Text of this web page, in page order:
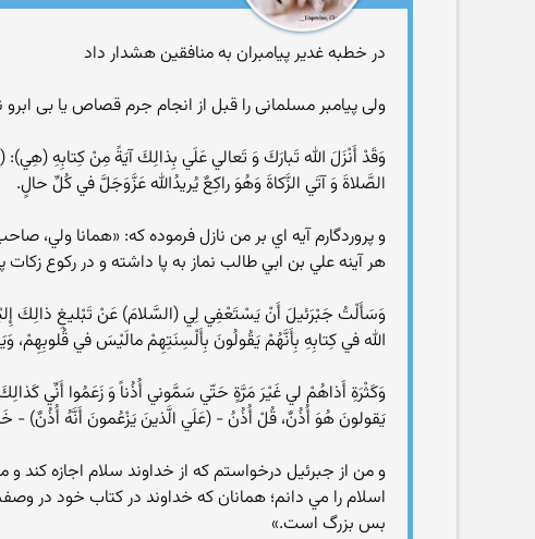
در خطبه غدیر پیامبران به منافقین هشدار داد
ولی پیامبر مسلمانی را قبل از انجام جرم قصاص یا بی
وَقَدْ أَنْزَلَ الله تَبارَكَ وَ تَعالي عَلَي بِذالِكَ آيَةً مِنْ كِتابِهِ
الصَّلاةَ وَ آتَي الزَّكاةَ وَهُوَ راكِعٌ يُريدُالله عَزَّوَجَلَّ في كُلِّ حالٍ.
و پروردگارم آيه اي بر من نازل فرموده كه: «همانا ولي،
هر آينه علي بن ابي طالب نماز به پا داشته و در ركوع
وَسَأَلْتُ جَبْرَئيلَ أَنْ يَسْتَعْفِي لِي (السَّلامَ) عَنْ تَبْليغِ ذالِكَ
الله في كِتابِهِ بِأَنَّهُمْ يَقُولُونَ بِأَلْسِنَتِهِمْ مالَيْسَ في قُلوبِهِمْ،
وَكَثْرَةِ أَذاهُمْ لي غَيْرَ مَرَّةٍ حَتّي سَمَّوني أُذُناً وَ زَعَمُوا أَنِّي
يَقولونَ هُوَ أُذُنٌ، قُلْ أُذُنُ - (عَلَي الَّذينَ يَزْعُمونَ أَنَّهُ أُذُنٌ) -
و من از جبرئيل درخواستم كه از خداوند سلام اجازه كند
اسلام را مي دانم؛ همانان كه خداوند در كتاب خود در
بس بزرگ است.»